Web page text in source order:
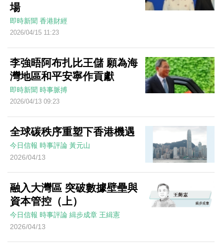
場
即時新聞 香港財經
2026/04/15 11:23
李強晤阿布扎比王儲 願為海
灣地區和平安寧作貢獻
即時新聞 時事脈搏
2026/04/13 09:23
全球碳秩序重塑下香港機遇
今日信報 時事評論 黃元山
2026/04/13
融入大灣區 突破數據壁壘與
資本管控（上）
今日信報 時事評論 緝步成章 王緝憲
2026/04/13